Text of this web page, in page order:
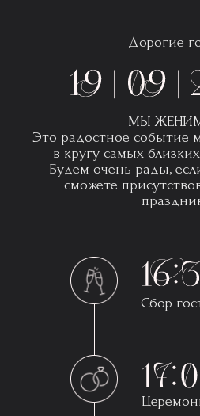
Дорогие
МЫ
Это радостное событие
в кругу самых
Будем очень рады,
сможете
Сбор